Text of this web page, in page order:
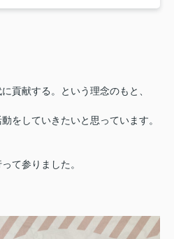
貢献する。という理念のもと、
をしていきたいと思っています。
て参りました。